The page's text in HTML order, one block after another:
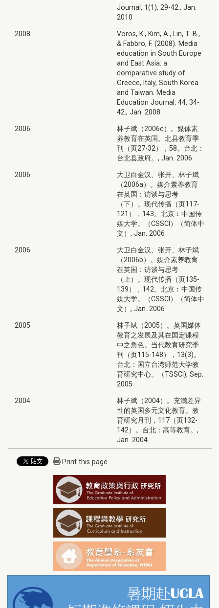
Journal, 1(1), 29-42., Jan.
2010
2008
Voros, K., Kim, A., Lin, T.-B.,
& Fabbro, F. (2008). Media
education in South Europe
and East Asia: a
comparative study of
Greece, Italy, South Korea
and Taiwan. Media
Education Journal, 44, 34-
42., Jan. 2008
2006
林子斌（2006c）。媒体素
养教育在英国。北县教育季
刊（页27-32），58。台北：
台北县政府。, Jan. 2006
2006
大卫白金汉、张开、林子斌
（2006a）。媒介素养教育
在英国：访谈与思考
（下）。现代传播（页117-
121），143。北京︰中国传
媒大学。（CSSCI）（简体中
文）, Jan. 2006
2006
大卫白金汉、张开、林子斌
（2006b）。媒介素养教育
在英国：访谈与思考
（上）。现代传播（页135-
139），142。北京︰中国传
媒大学。（CSSCI）（简体中
文）, Jan. 2006
2005
林子斌（2005）。英国媒体
教育之发展及其在国定课程
中之角色。当代教育研究季
刊（页115-148），13(3)。
台北：国立台湾师范大学教
育研究中心。（TSSCI), Sep.
2005
2004
林子斌（2004）。充满差异
性的英国多元文化教育。教
育研究月刊，117（页132-
142）。台北：高等教育。,
Jan. 2004
Print this page